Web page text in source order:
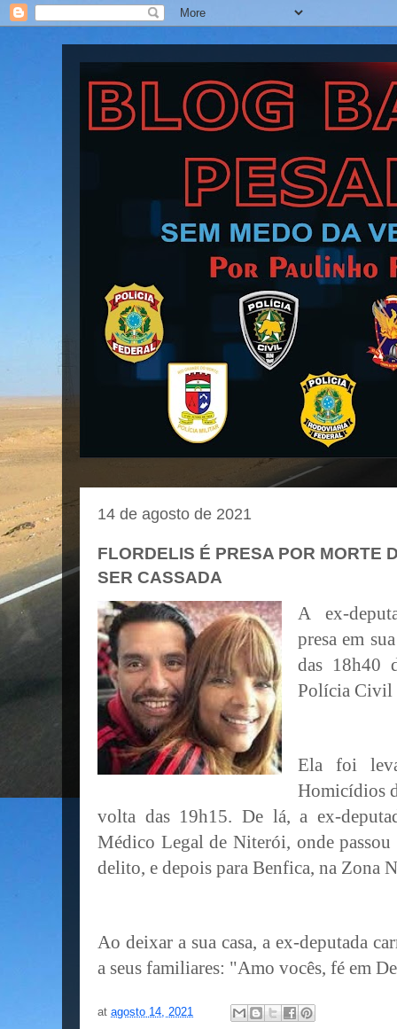
Blog Barra Pesada
14 de agosto de 2021
FLORDELIS É PRESA POR MORTE
SER CASSADA
A ex-
presa em
das 18h40
Polícia Civil
Ela foi
Homicídios
volta das 19h15. De lá, a ex-
Médico Legal de Niterói, onde
delito, e depois para Benfica, na Zona
Ao deixar a sua casa, a ex-deputada
a seus familiares: "Amo vocês, fé em
at agosto 14, 2021